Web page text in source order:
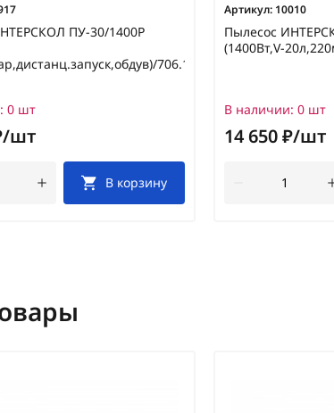
ПУ-30/1400Р
706.1.0.00
0 шт
шт
В корзину
Артикул: 10010
Пылесос
(1400Вт,V-
В наличии: 0 шт
14 650 ₽/шт